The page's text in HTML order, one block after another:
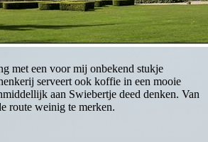
met een voor mij onbekend stukje
serveert ook koffie in een mooie
aan Swiebertje deed denken. Van
route weinig te merken.